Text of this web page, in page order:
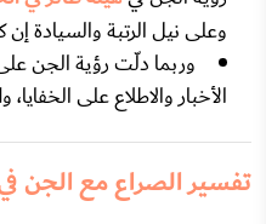
وعلى نيل الرتبة والسيادة إن
وربما دلّت رؤية الجن
الأخبار والاطلاع على
تفسير الصراع مع الجن في